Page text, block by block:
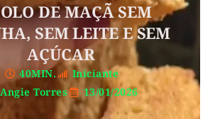
DE MAÇÃ SEM
SEM LEITE E SEM
AÇÚCAR
40MIN.
Iniciante
Angie Torres
13/01/2026